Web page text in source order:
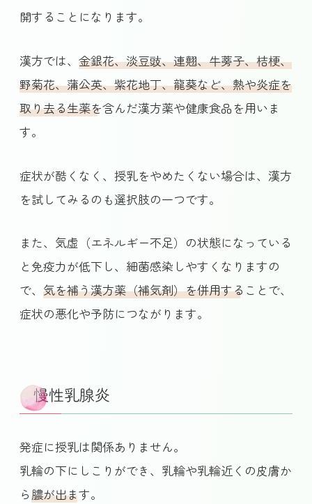
開することになります。
漢方では、金銀花、淡豆豉、連翹、牛蒡子、桔梗、
野菊花、蒲公英、紫花地丁、龍葵など、熱や炎症を
取り去る生薬を含んだ漢方薬や健康食品を用いま
す。
症状が酷くなく、授乳をやめたくない場合は、漢方
を試してみるのも選択肢の一つです。
また、気虚（エネルギー不足）の状態になっている
と免疫力が低下し、細菌感染しやすくなりますの
で、気を補う漢方薬（補気剤）を併用することで、
症状の悪化や予防につながります。
慢性乳腺炎
発症に授乳は関係ありません。
乳輪の下にしこりができ、乳輪や乳輪近くの皮膚か
ら膿が出ます。